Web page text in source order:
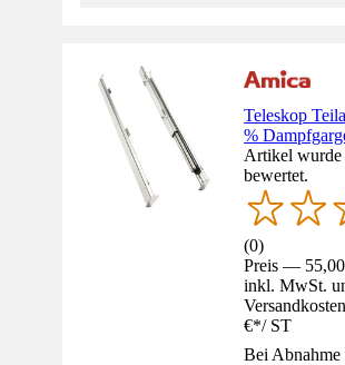
Teleskop
%
Artikel wurde
bewertet.
(0)
Preis —
inkl. MwSt.
€*/ ST
Bei Abnahme